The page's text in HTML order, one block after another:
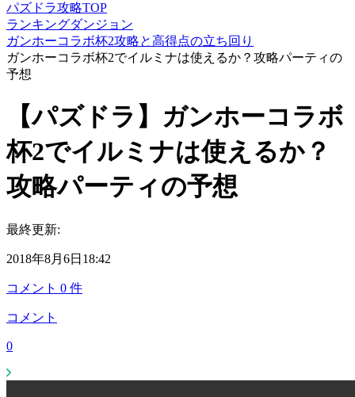
パズドラ攻略TOP
ランキングダンジョン
ガンホーコラボ杯2攻略と高得点の立ち回り
ガンホーコラボ杯2でイルミナは使えるか？攻略パーティの
予想
【パズドラ】ガンホーコラボ
杯2でイルミナは使えるか？
攻略パーティの予想
最終更新:
2018年8月6日18:42
コメント 0 件
コメント
0